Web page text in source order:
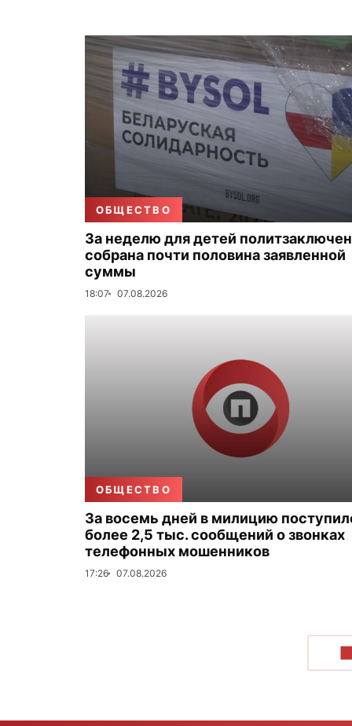
ОБЩЕСТВО
За неделю для детей
собрана почти половина заявленной
суммы
18:07 07.08.2026
ОБЩЕСТВО
За восемь дней в милицию
более 2,5 тыс. сообщений о звонках
телефонных мошенников
17:26 07.08.2026